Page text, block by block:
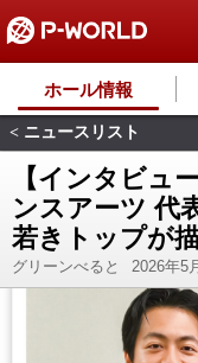
ホール情報
< ニュースリスト
【インタビュ
ンスアーツ 代
若きトップが
グリーンべると 2026年5